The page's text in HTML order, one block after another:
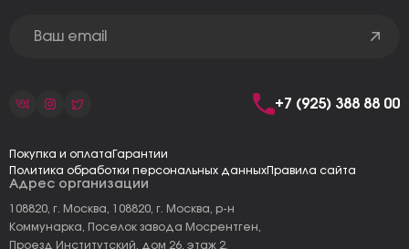
Адрес организации
108820, г. Москва, 108820, г. Москва, р-н
Коммунарка, Поселок завода Мосрентген,
Проезд Институтский, дом 26, этаж 2,
+7 (925) 388 88 00
Покупка и оплата Гарантии
Политика обработки персональных данныхПравила сайта